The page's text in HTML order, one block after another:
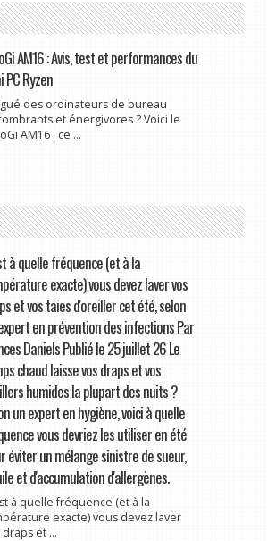
AM16 : Avis, test et performances du
PC Ryzen
des ordinateurs de bureau
et énergivores ? Voici le
AM16 : ce ...
à quelle fréquence (et à la
exacte) vous devez laver vos
et vos taies d'oreiller cet été, selon
en prévention des infections Par
Daniels Publié le 25 juillet 26 Le
chaud laisse vos draps et vos
humides la plupart des nuits ?
un expert en hygiène, voici à quelle
vous devriez les utiliser en été
éviter un mélange sinistre de sueur,
et d'accumulation d'allergènes.
à quelle fréquence (et à la
exacte) vous devez laver
draps et ...